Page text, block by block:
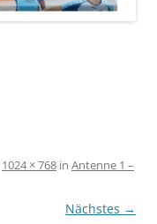
1024 × 768 in Antenne 1 –
Nächstes →